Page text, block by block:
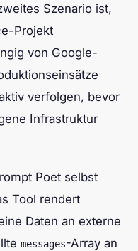
Szenario ist,
Projekt
von Google-
verfolgen, bevor
Infrastruktur
Poet selbst
Tool rendert
Daten an externe
messages-Array an